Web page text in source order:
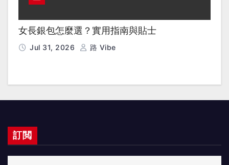
女長銀包怎麼選？實用指南與貼士
Jul 31, 2026 路 Vibe
訂閲